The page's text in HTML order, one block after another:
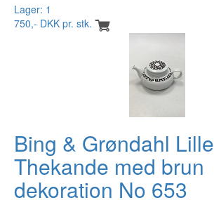
Lager: 1
750,- DKK pr. stk.
Bing & Grøndahl Lille
Thekande med brun
dekoration No 653